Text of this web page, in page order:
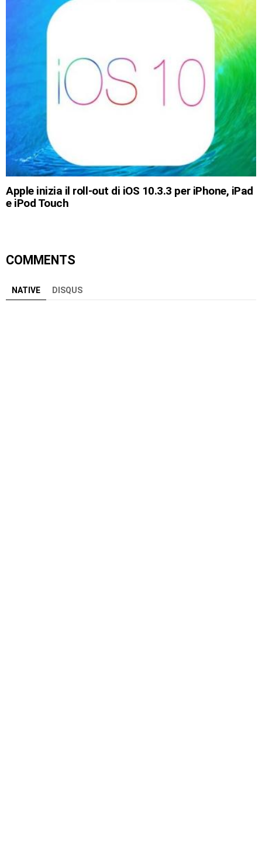
Apple inizia il roll-out di iOS 10.3.3 per iPhone, iPad
e iPod Touch
COMMENTS
NATIVE DISQUS